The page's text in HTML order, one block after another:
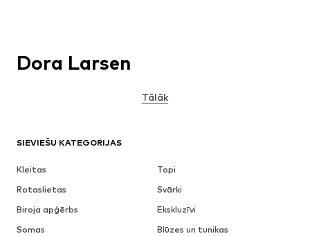
SIEVIEŠU KATEGORIJAS
Kleitas
Topi
Rotaslietas
Svārki
Biroja apģērbs
Ekskluzīvi
Somas
Blūzes un tunikas
Dora Larsen
Tālāk